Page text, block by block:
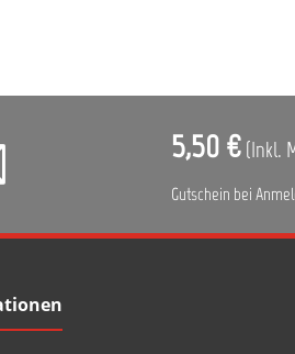
5,50 € (Inkl.
Gutschein bei